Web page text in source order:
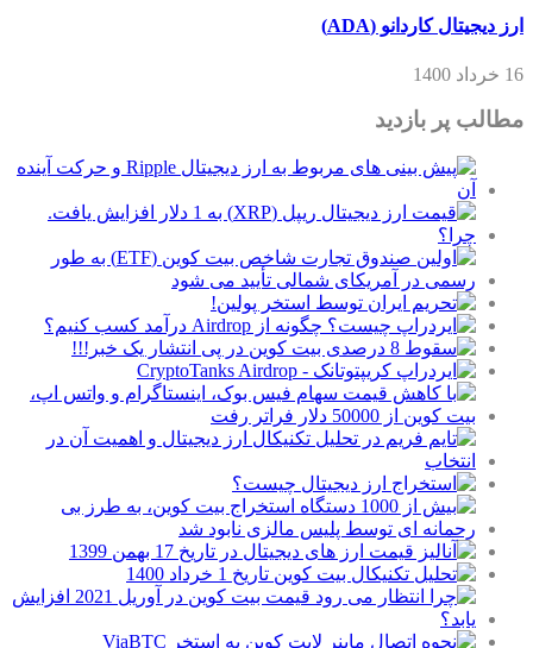
ارز دیجیتال کاردانو (ADA)
16 خرداد 1400
مطالب پر بازدید